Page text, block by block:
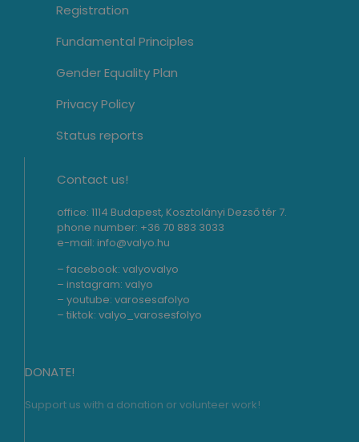
Registration
Fundamental Principles
Gender Equality Plan
Privacy Policy
Status reports
Contact us!
office: 1114 Budapest, Kosztolányi Dezső tér 7.
phone number: +36 70 883 3033
e-mail: info@valyo.hu
– facebook: valyovalyo
– instagram: valyo
– youtube: varosesafolyo
– tiktok: valyo_varosesfolyo
DONATE!
Support us with a donation or volunteer work!